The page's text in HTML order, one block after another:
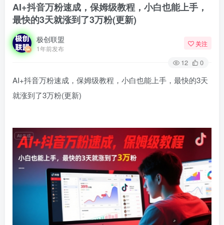
AI+抖音万粉速成，保姆级教程，小白也能上手，
最快的3天就涨到了3万粉(更新)
极创联盟
1年前发布
关注
12 0
AI+抖音万粉速成，保姆级教程，小白也能上手，最快的3天
就涨到了3万粉(更新)